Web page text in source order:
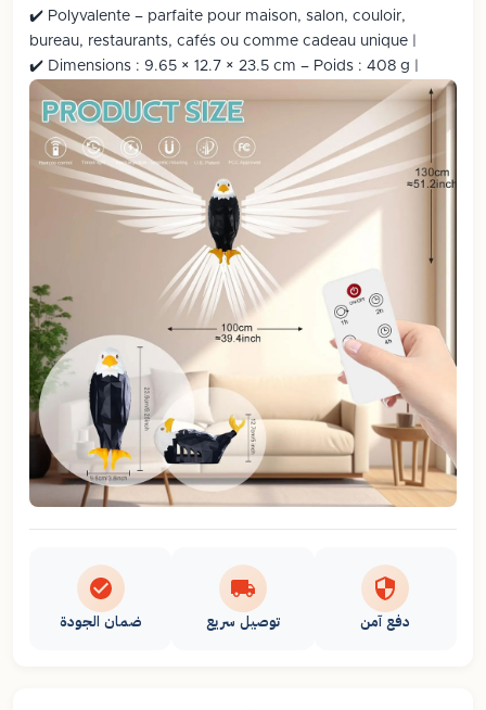
✔️ Polyvalente – parfaite pour maison, salon, couloir,
bureau, restaurants, cafés ou comme cadeau unique |
✔️ Dimensions : ‎9.65 × 12.7 × 23.5 cm – Poids : 408 g |
دفع آمن توصيل سريع ضمان الجودة